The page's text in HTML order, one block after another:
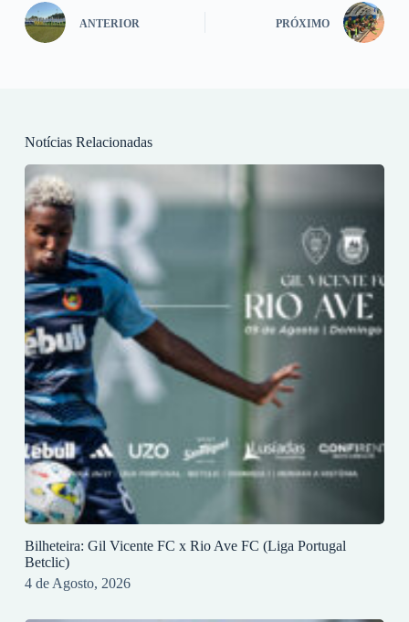
ANTERIOR PRÓXIMO
Notícias Relacionadas
Bilheteira: Gil Vicente FC x Rio Ave FC (Liga Portugal
Betclic)
4 de Agosto, 2026